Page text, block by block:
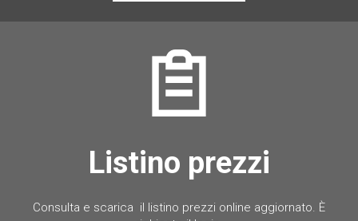
Listino prezzi
Consulta e scarica il listino prezzi online aggiornato. È